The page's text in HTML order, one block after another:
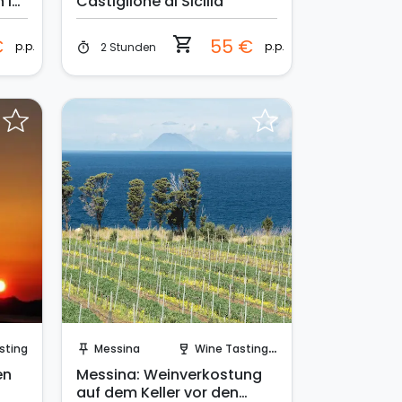
p.p. timer 2 Stunden shopping_cart 55 € p.p.
push_pin Messina wine_bar Wine Tasting in a Cellar
Messina: Weinverkostung
auf dem Keller vor den